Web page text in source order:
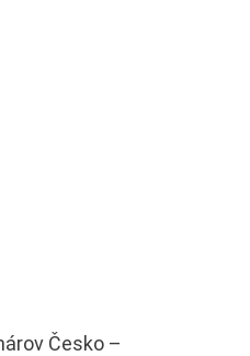
Česko –